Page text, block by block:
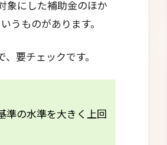
象にした補助金のほか
うものがあります。
要チェックです。
準の水準を大きく上回